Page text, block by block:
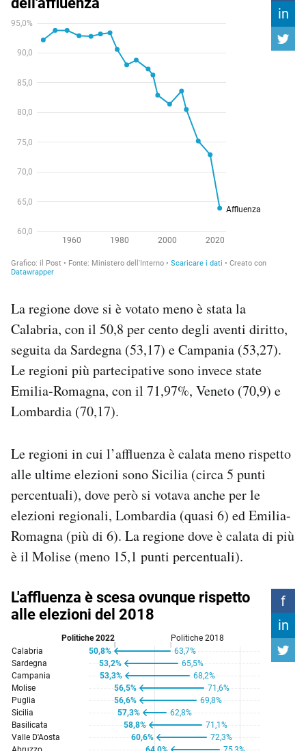
La regione dove si è votato meno è stata la
Calabria, con il 50,8 per cento degli aventi diritto,
seguita da Sardegna (53,17) e Campania (53,27).
Le regioni più partecipative sono invece state
Emilia-Romagna, con il 71,97%, Veneto (70,9) e
Lombardia (70,17).
Le regioni in cui l’affluenza è calata meno rispetto
alle ultime elezioni sono Sicilia (circa 5 punti
percentuali), dove però si votava anche per le
elezioni regionali, Lombardia (quasi 6) ed Emilia-
Romagna (più di 6). La regione dove è calata di più
è il Molise (meno 15,1 punti percentuali).